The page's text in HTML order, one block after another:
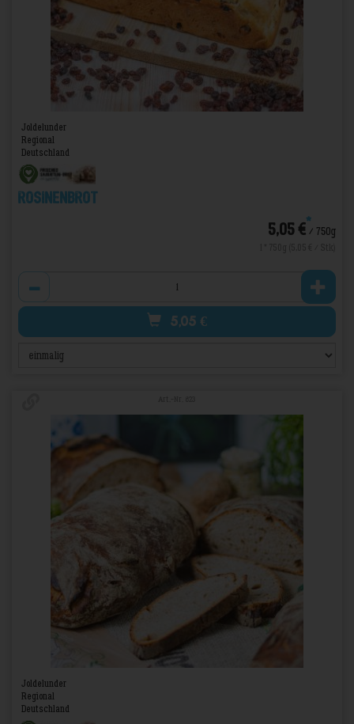
Joldelunder
Regional
Deutschland
Rosinenbrot
5,05 €*/ 750g
5,05 €
Joldelunder
Regional
Deutschland